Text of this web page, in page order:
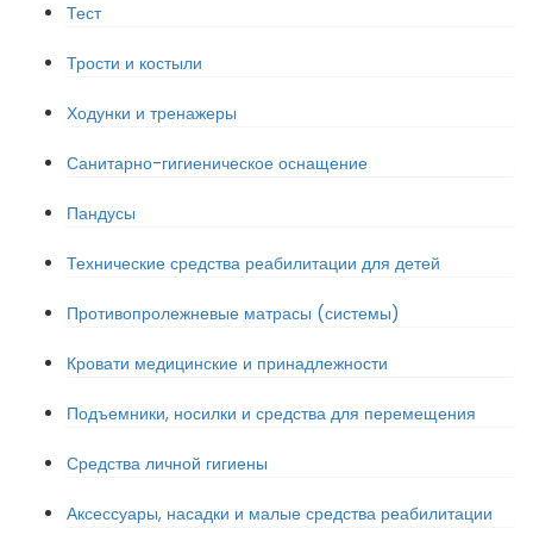
Тест
Трости и костыли
Ходунки и тренажеры
Санитарно-гигиеническое оснащение
Пандусы
Технические средства реабилитации для детей
Противопролежневые матрасы (системы)
Кровати медицинские и принадлежности
Подъемники, носилки и средства для перемещения
Средства личной гигиены
Аксессуары, насадки и малые средства реабилитации